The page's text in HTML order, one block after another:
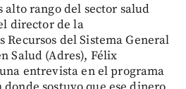
alto rango del sector salud
director de la
del Sistema General
Salud (Adres), Félix
entrevista en el programa